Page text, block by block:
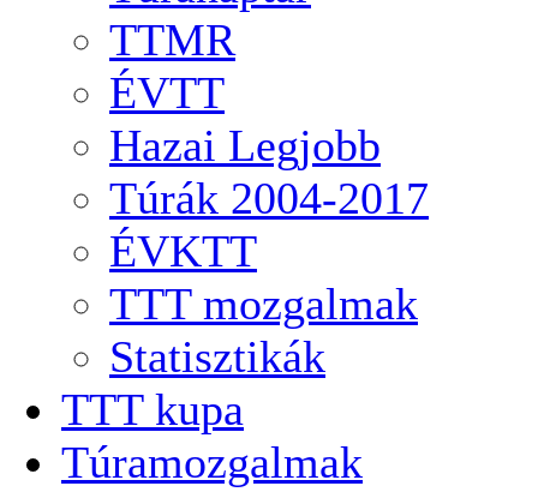
TTMR
ÉVTT
Hazai Legjobb
Túrák 2004-2017
ÉVKTT
TTT mozgalmak
Statisztikák
TTT kupa
Túramozgalmak